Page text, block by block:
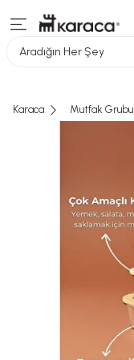
Aradığın Her Şey
Karaca Mutfak Grubu